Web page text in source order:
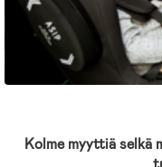
Kolme myyttiä selkä